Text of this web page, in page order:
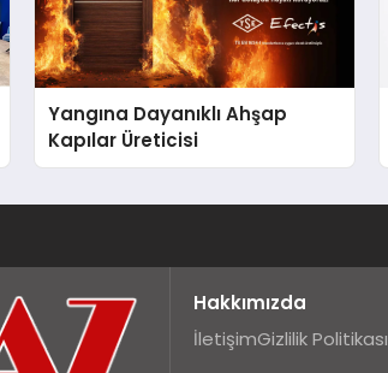
Yangına Dayanıklı Ahşap
Kapılar Üreticisi
Hakkımızda
İletişimGizlilik Politikası